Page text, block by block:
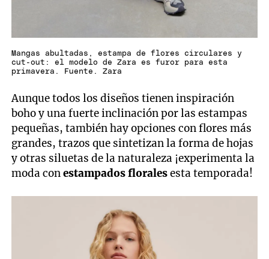
Mangas abultadas, estampa de flores circulares y
cut-out: el modelo de Zara es furor para esta
primavera. Fuente. Zara
Aunque todos los diseños tienen inspiración
boho y una fuerte inclinación por las estampas
pequeñas, también hay opciones con flores más
grandes, trazos que sintetizan la forma de hojas
y otras siluetas de la naturaleza ¡experimenta la
moda conestampados floralesesta temporada!